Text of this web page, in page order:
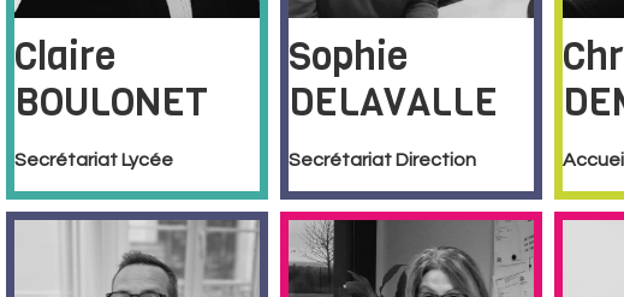
Claire
BOULONET
Secrétariat Lycée
Sophie
DELAVALLE
Secrétariat Direction